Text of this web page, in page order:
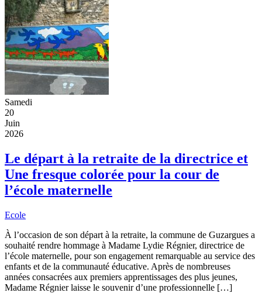
Samedi
20
Juin
2026
Le départ à la retraite de la directrice et
Une fresque colorée pour la cour de
l’école maternelle
Ecole
À l’occasion de son départ à la retraite, la commune de Guzargues a
souhaité rendre hommage à Madame Lydie Régnier, directrice de
l’école maternelle, pour son engagement remarquable au service des
enfants et de la communauté éducative. Après de nombreuses
années consacrées aux premiers apprentissages des plus jeunes,
Madame Régnier laisse le souvenir d’une professionnelle […]